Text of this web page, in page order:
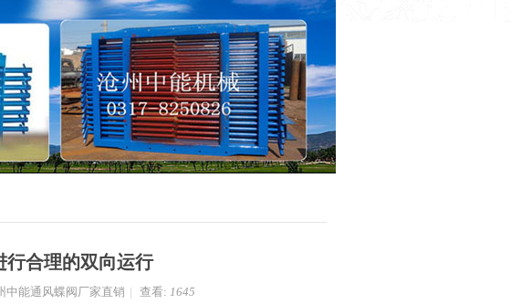
行合理的双向运行
中能通风蝶阀厂家直销 | 查看: 1645